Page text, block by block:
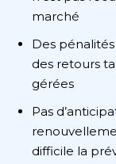
marché
Des
des retours
gérées
Pas
difficile la